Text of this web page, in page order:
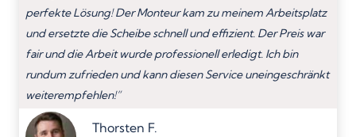
perfekte Lösung! Der Monteur kam zu meinem Arbeitsplatz
und ersetzte die Scheibe schnell und effizient. Der Preis war
fair und die Arbeit wurde professionell erledigt. Ich bin
rundum zufrieden und kann diesen Service uneingeschränkt
weiterempfehlen!”
Thorsten F.